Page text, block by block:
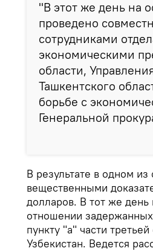
"В этот же день на
проведено
сотрудниками
экономическими
области,
Ташкентского
борьбе с
Генеральной
В результате в одном
вещественными
долларов. В тот же день
отношении задержанных
пункту "а" части
Узбекистан. Ведется